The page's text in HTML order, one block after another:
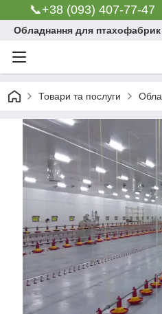
📞+38 (093) 407-77-
Обладнання для птахофабрик
Товари та послуги